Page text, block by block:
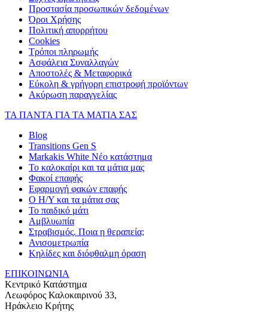
Προστασία προσωπικών δεδομένων
Όροι Χρήσης
Πολιτική απορρήτου
Cookies
Τρόποι πληρωμής
Ασφάλεια Συναλλαγών
Αποστολές & Μεταφορικά
Εύκολη & γρήγορη επιστροφή προϊόντων
Ακύρωση παραγγελίας
ΤΑ ΠΑΝΤΑ ΓΙΑ ΤΑ ΜΑΤΙΑ ΣΑΣ
Blog
Transitions Gen S
Markakis White Νέο κατάστημα
Το καλοκαίρι και τα μάτια μας
Φακοί επαφής
Εφαρμογή φακών επαφής
Ο Η/Υ και τα μάτια σας
Το παιδικό μάτι
Αμβλυωπία
Στραβισμός. Ποια η θεραπεία;
Ανισομετρωπία
Κηλίδες και διόφθαλμη όραση
ΕΠΙΚΟΙΝΩΝΙΑ
Κεντρικό Κατάστημα
Λεωφόρος Καλοκαιρινού 33,
Ηράκλειο Κρήτης